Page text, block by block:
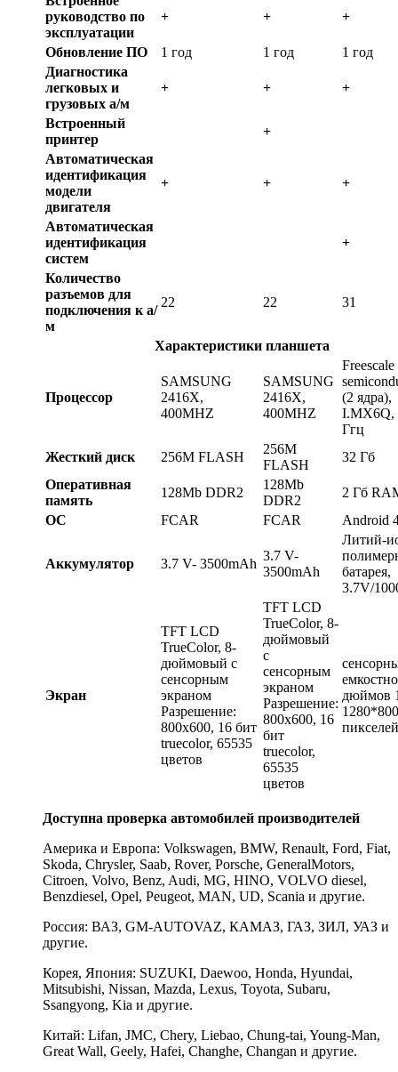
руководство по
эксплуатации
+ + +
Обновление ПО 1 год 1 год
1 год
Диагностика
легковых и
грузовых а/м
+ + +
Встроенный
принтер
+
Автоматическая
идентификация
модели
двигателя
+ + +
Автоматическая
идентификация
систем
+
Количество
разъемов для
подключения к а/
м
22 22 31
Характеристики планшета
Процессор
SAMSUNG
2416X,
400MHZ
SAMSUNG
2416X,
400MHZ
Freescale
(2 ядра),
I.MX6Q,
Ггц
Жесткий диск
256M FLASH
256M
FLASH
32 Гб
Оперативная
память
128Mb DDR2
128Mb
DDR2
2 Гб
ОС
FCAR FCAR Android
Аккумулятор 3.7 V- 3500mAh
3.7 V-
3500mAh
Литий-
батарея,
3.7V/
Экран
TFT LCD
TrueColor, 8-
дюймовый с
сенсорным
экраном
Разрешение:
800x600, 16 бит
truecolor, 65535
цветов
TFT LCD
TrueColor, 8-
дюймовый
с
сенсорным
экраном
Разрешение:
800x600, 16
бит
truecolor,
65535
цветов
дюймов
1280*800
пикселей
Доступна проверка автомобилей производителей
Америка и Европа: Volkswagen, BMW, Renault, Ford, Fiat,
Skoda, Chrysler, Saab, Rover, Porsche, GeneralMotors,
Citroen, Volvo, Benz, Audi, MG, HINO, VOLVO diesel,
Benzdiesel, Opel, Peugeot, MAN, UD, Scania и другие.
Россия: ВАЗ, GM-AUTOVAZ, КАМАЗ, ГАЗ, ЗИЛ, УАЗ и
другие.
Корея, Япония: SUZUKI, Daewoo, Honda, Hyundai,
Mitsubishi, Nissan, Mazda, Lexus, Toyota, Subaru,
Ssangyong, Kia и другие.
Китай: Lifan, JMC, Chery, Liebao, Chung-tai, Young-Man,
Great Wall, Geely, Hafei, Changhe, Changan и другие.